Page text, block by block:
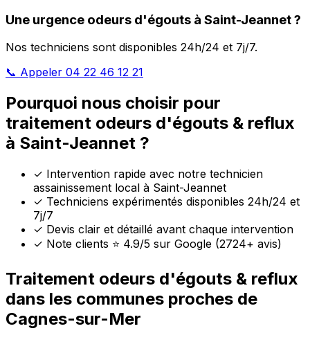
Une urgence odeurs d'égouts à Saint-Jeannet ?
Nos techniciens sont disponibles 24h/24 et 7j/7.
📞 Appeler 04 22 46 12 21
Pourquoi nous choisir pour
traitement odeurs d'égouts & reflux
à Saint-Jeannet ?
✓ Intervention rapide avec notre technicien
assainissement local à Saint-Jeannet
✓ Techniciens expérimentés disponibles 24h/24 et
7j/7
✓ Devis clair et détaillé avant chaque intervention
✓ Note clients ⭐ 4.9/5 sur Google (2724+ avis)
Traitement odeurs d'égouts & reflux
dans les communes proches de
Cagnes-sur-Mer